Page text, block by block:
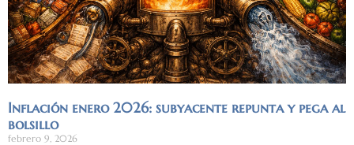
Inflación enero 2026: subyacente repunta y pega al
bolsillo
febrero 9, 2026